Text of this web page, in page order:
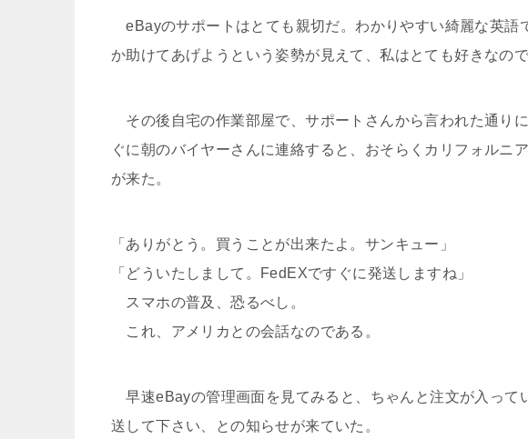
eBayのサポートはとても親切だ。わかりやすい綺麗な英語
か助けてあげようという姿勢が見えて、私はとても好きなので
その後自宅の作業部屋で、サポートさんから言われた通り
ぐに朝のバイヤーさんに連絡すると、おそらくカリフォルニ
が来た。
「ありがとう。買うことが出来たよ。サンキュー」
「どういたしまして。FedEXですぐに発送しますね」
スマホの普及、恐るべし。
これ、アメリカとの会話なのである。
早速eBayの管理画面を見てみると、ちゃんと注文が入って
送して下さい、との知らせが来ていた。